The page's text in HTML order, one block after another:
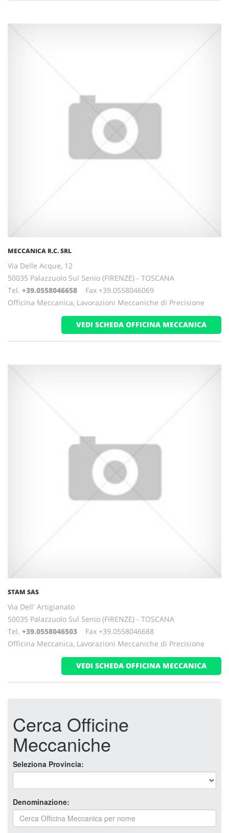
MECCANICA R.C. SRL
Via Delle Acque, 12
50035 Palazzuolo Sul Senio (FIRENZE) - TOSCANA
Tel. +39.0558046658 Fax +39.0558046069
Officina Meccanica, Lavorazioni Meccaniche di Precisione
VEDI SCHEDA OFFICINA MECCANICA
STAM SAS
Via Dell' Artigianato
50035 Palazzuolo Sul Senio (FIRENZE) - TOSCANA
Tel. +39.0558046503 Fax +39.0558046688
Officina Meccanica, Lavorazioni Meccaniche di Precisione
VEDI SCHEDA OFFICINA MECCANICA
Cerca Officine
Meccaniche
Seleziona Provincia:
Denominazione: